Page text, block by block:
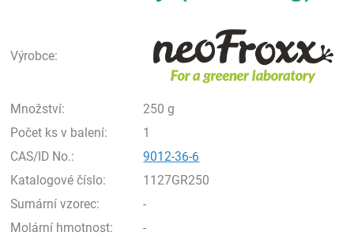
Výrobce:
Množství:
250 g
Počet ks v balení:
1
CAS/ID No.:
9012-36-6
Katalogové číslo:
1127GR250
Sumární vzorec:
-
Molární hmotnost:
-